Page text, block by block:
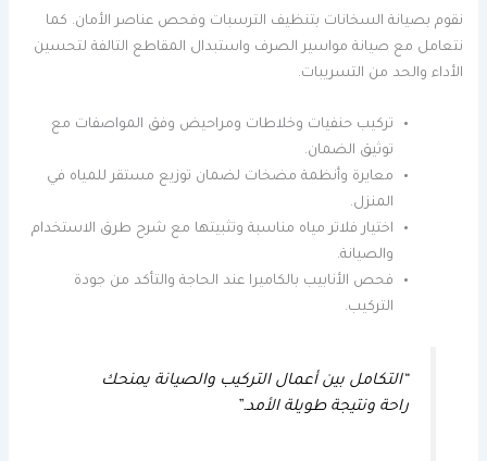
نقوم بصيانة السخانات بتنظيف الترسبات وفحص عناصر الأمان. كما
نتعامل مع صيانة مواسير الصرف واستبدال المقاطع التالفة لتحسين
الأداء والحد من التسريبات.
تركيب حنفيات وخلاطات ومراحيض وفق المواصفات مع
توثيق الضمان.
معايرة وأنظمة مضخات لضمان توزيع مستقر للمياه في
المنزل.
اختيار فلاتر مياه مناسبة وتثبيتها مع شرح طرق الاستخدام
والصيانة.
فحص الأنابيب بالكاميرا عند الحاجة والتأكد من جودة
التركيب.
“التكامل بين أعمال التركيب والصيانة يمنحك
راحة ونتيجة طويلة الأمد.”